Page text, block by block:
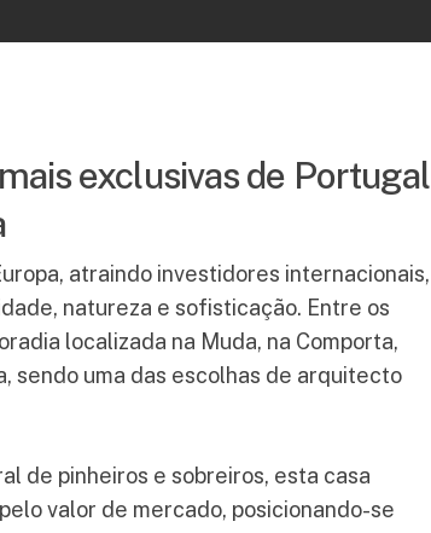
exclusivas de Portugal
atraindo investidores internacionais,
natureza e sofisticação. Entre os
localizada na Muda, na Comporta,
sendo uma das escolhas de arquitecto
de pinheiros e sobreiros, esta casa
valor de mercado, posicionando-se